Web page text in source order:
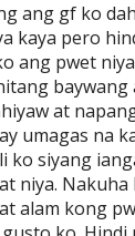
ang gf ko
kaya pero
ang pwet
at
umagas na
ko siyang
niya. Nakuha
alam kong